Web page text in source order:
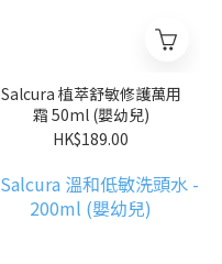
Salcura 植萃舒敏修護萬用
霜 50ml (嬰幼兒)
HK$189.00